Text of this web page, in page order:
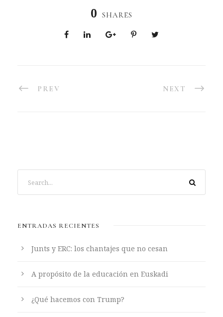
0 SHARES
PREV NEXT
ENTRADAS RECIENTES
Junts y ERC: los chantajes que no cesan
A propósito de la educación en Euskadi
¿Qué hacemos con Trump?